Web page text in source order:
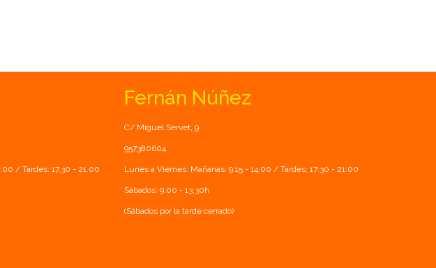
/ Tardes: 17.30 - 21.00
Fernán Núñez
C/ Miguel Servet, 9
957380604
Lunes a Viernes: Mañanas: 9:15 - 14:00 / Tardes: 17:30 - 21:00
Sábados: 9:00 - 13:30h
(Sábados por la tarde cerrado)